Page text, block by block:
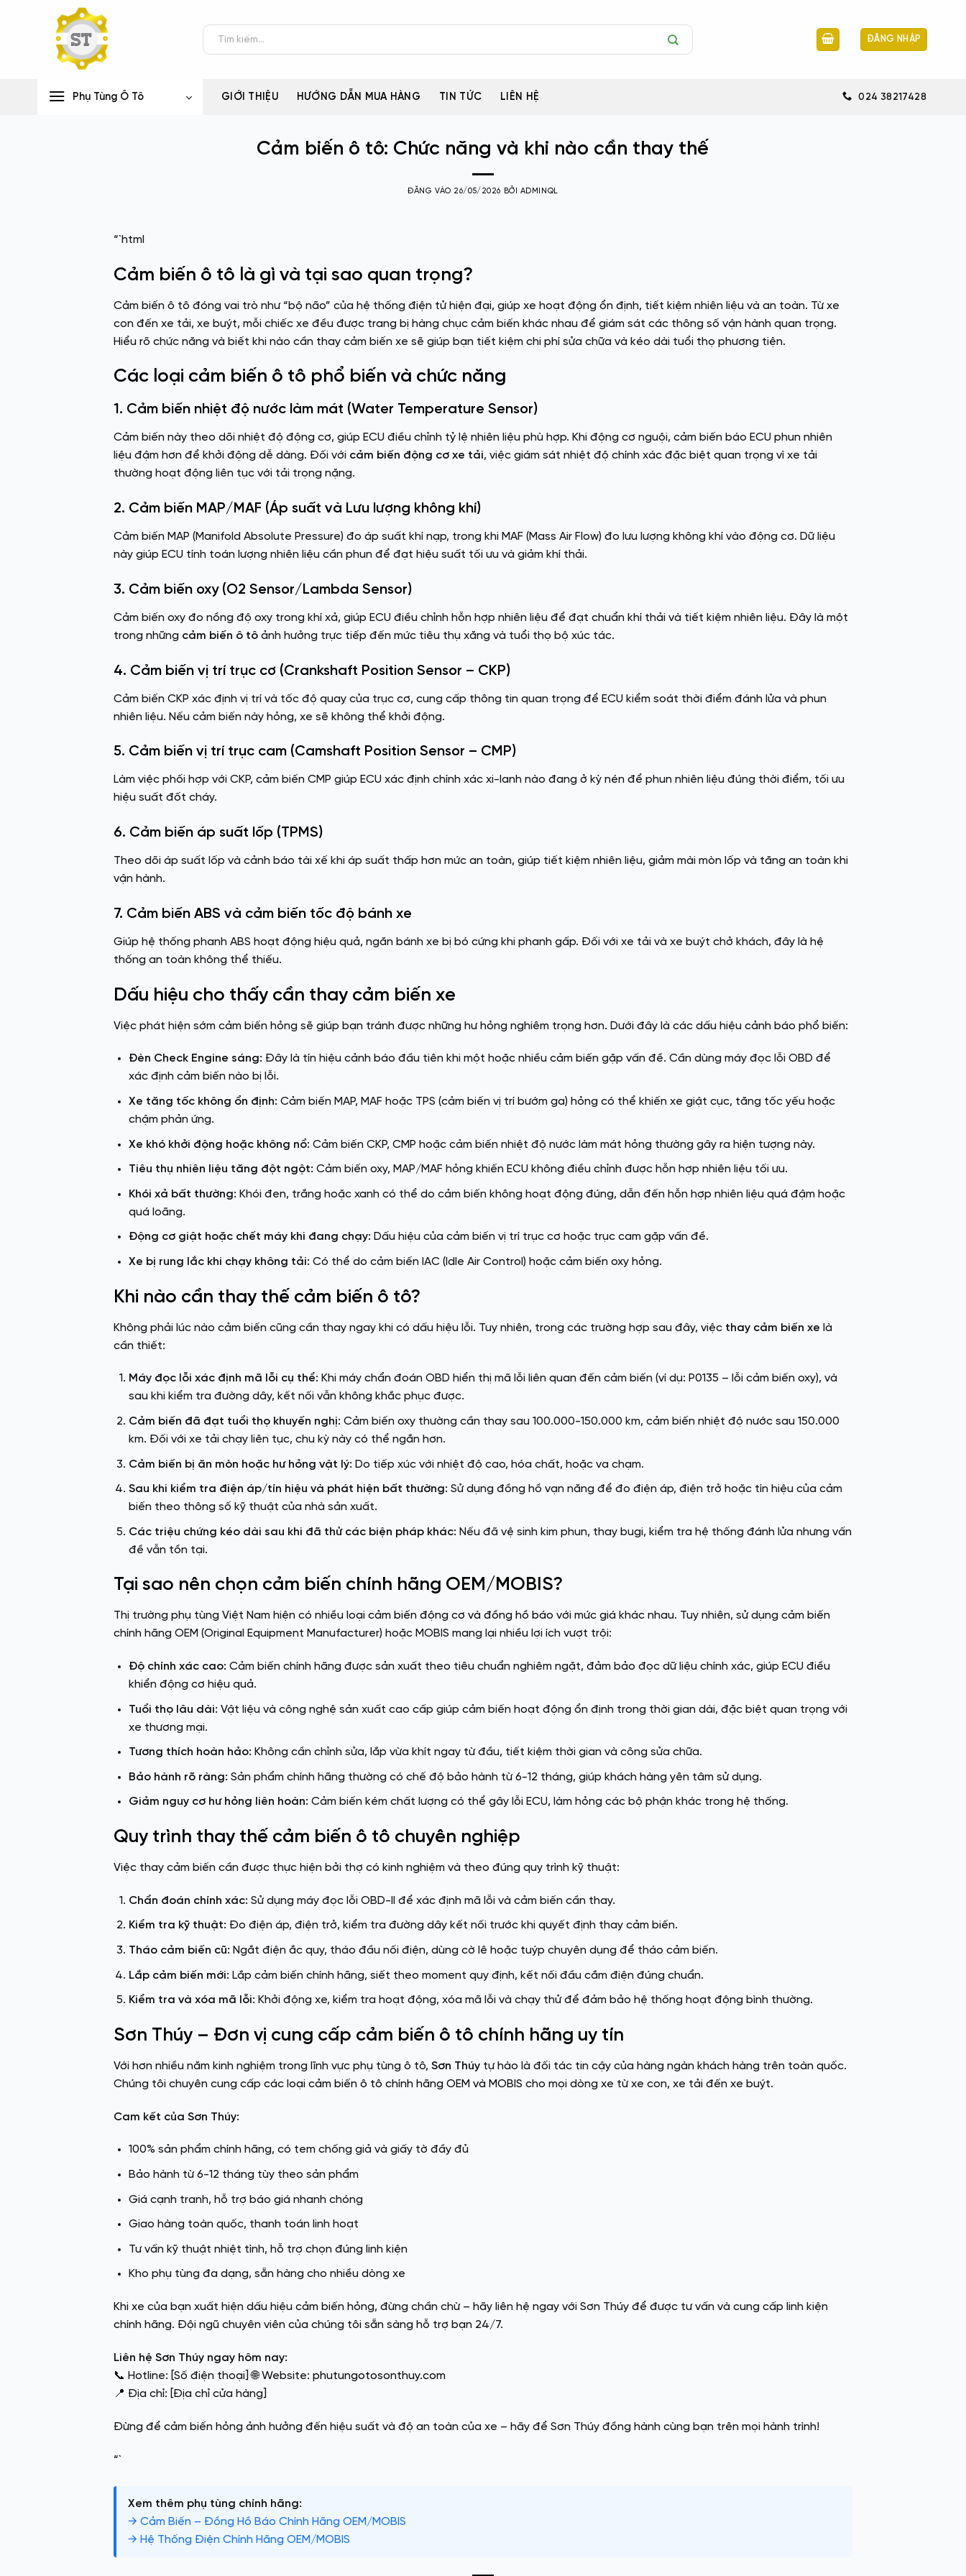
kiếm:
ĐĂNG NHẬP
Phụ Tùng Ô Tô GIỚI THIỆU HƯỚNG DẪN MUA HÀNG TIN TỨC LIÊN HỆ 024 38217428
Cảm biến ô tô: Chức năng và khi nào cần thay thế
ĐĂNG VÀO 26/05/2026 BỞI ADMINQL
“`html
Cảm biến ô tô là gì và tại sao quan trọng?
Cảm biến ô tô đóng vai trò như “bộ não” của hệ thống điện tử hiện đại, giúp xe hoạt động ổn định, tiết kiệm nhiên liệu và an toàn. Từ xe
con đến xe tải, xe buýt, mỗi chiếc xe đều được trang bị hàng chục cảm biến khác nhau để giám sát các thông số vận hành quan trọng.
Hiểu rõ chức năng và biết khi nào cần thay cảm biến xe sẽ giúp bạn tiết kiệm chi phí sửa chữa và kéo dài tuổi thọ phương tiện.
Các loại cảm biến ô tô phổ biến và chức năng
1. Cảm biến nhiệt độ nước làm mát (Water Temperature Sensor)
Cảm biến này theo dõi nhiệt độ động cơ, giúp ECU điều chỉnh tỷ lệ nhiên liệu phù hợp. Khi động cơ nguội, cảm biến báo ECU phun nhiên
liệu đậm hơn để khởi động dễ dàng. Đối với cảm biến động cơ xe tải, việc giám sát nhiệt độ chính xác đặc biệt quan trọng vì xe tải
thường hoạt động liên tục với tải trọng nặng.
2. Cảm biến MAP/MAF (Áp suất và Lưu lượng không khí)
Cảm biến MAP (Manifold Absolute Pressure) đo áp suất khí nạp, trong khi MAF (Mass Air Flow) đo lưu lượng không khí vào động cơ. Dữ liệu
này giúp ECU tính toán lượng nhiên liệu cần phun để đạt hiệu suất tối ưu và giảm khí thải.
3. Cảm biến oxy (O2 Sensor/Lambda Sensor)
Cảm biến oxy đo nồng độ oxy trong khí xả, giúp ECU điều chỉnh hỗn hợp nhiên liệu để đạt chuẩn khí thải và tiết kiệm nhiên liệu. Đây là một
trong những cảm biến ô tôảnh hưởng trực tiếp đến mức tiêu thụ xăng và tuổi thọ bộ xúc tác.
4. Cảm biến vị trí trục cơ (Crankshaft Position Sensor – CKP)
Cảm biến CKP xác định vị trí và tốc độ quay của trục cơ, cung cấp thông tin quan trọng để ECU kiểm soát thời điểm đánh lửa và phun
nhiên liệu. Nếu cảm biến này hỏng, xe sẽ không thể khởi động.
5. Cảm biến vị trí trục cam (Camshaft Position Sensor – CMP)
Làm việc phối hợp với CKP, cảm biến CMP giúp ECU xác định chính xác xi-lanh nào đang ở kỳ nén để phun nhiên liệu đúng thời điểm, tối ưu
hiệu suất đốt cháy.
6. Cảm biến áp suất lốp (TPMS)
Theo dõi áp suất lốp và cảnh báo tài xế khi áp suất thấp hơn mức an toàn, giúp tiết kiệm nhiên liệu, giảm mài mòn lốp và tăng an toàn khi
vận hành.
7. Cảm biến ABS và cảm biến tốc độ bánh xe
Giúp hệ thống phanh ABS hoạt động hiệu quả, ngăn bánh xe bị bó cứng khi phanh gấp. Đối với xe tải và xe buýt chở khách, đây là hệ
thống an toàn không thể thiếu.
Dấu hiệu cho thấy cần thay cảm biến xe
Việc phát hiện sớm cảm biến hỏng sẽ giúp bạn tránh được những hư hỏng nghiêm trọng hơn. Dưới đây là các dấu hiệu cảnh báo phổ biến:
Đèn Check Engine sáng: Đây là tín hiệu cảnh báo đầu tiên khi một hoặc nhiều cảm biến gặp vấn đề. Cần dùng máy đọc lỗi OBD để
xác định cảm biến nào bị lỗi.
Xe tăng tốc không ổn định: Cảm biến MAP, MAF hoặc TPS (cảm biến vị trí bướm ga) hỏng có thể khiến xe giật cục, tăng tốc yếu hoặc
chậm phản ứng.
Xe khó khởi động hoặc không nổ: Cảm biến CKP, CMP hoặc cảm biến nhiệt độ nước làm mát hỏng thường gây ra hiện tượng này.
Tiêu thụ nhiên liệu tăng đột ngột: Cảm biến oxy, MAP/MAF hỏng khiến ECU không điều chỉnh được hỗn hợp nhiên liệu tối ưu.
Khói xả bất thường: Khói đen, trắng hoặc xanh có thể do cảm biến không hoạt động đúng, dẫn đến hỗn hợp nhiên liệu quá đậm hoặc
quá loãng.
Động cơ giật hoặc chết máy khi đang chạy: Dấu hiệu của cảm biến vị trí trục cơ hoặc trục cam gặp vấn đề.
Xe bị rung lắc khi chạy không tải: Có thể do cảm biến IAC (Idle Air Control) hoặc cảm biến oxy hỏng.
Khi nào cần thay thế cảm biến ô tô?
Không phải lúc nào cảm biến cũng cần thay ngay khi có dấu hiệu lỗi. Tuy nhiên, trong các trường hợp sau đây, việc thay cảm biến xe là
cần thiết:
Máy đọc lỗi xác định mã lỗi cụ thể: Khi máy chẩn đoán OBD hiển thị mã lỗi liên quan đến cảm biến (ví dụ: P0135 – lỗi cảm biến oxy), và
sau khi kiểm tra đường dây, kết nối vẫn không khắc phục được.
Cảm biến đã đạt tuổi thọ khuyến nghị: Cảm biến oxy thường cần thay sau 100.000-150.000 km, cảm biến nhiệt độ nước sau 150.000
km. Đối với xe tải chạy liên tục, chu kỳ này có thể ngắn hơn.
Cảm biến bị ăn mòn hoặc hư hỏng vật lý: Do tiếp xúc với nhiệt độ cao, hóa chất, hoặc va chạm.
Sau khi kiểm tra điện áp/tín hiệu và phát hiện bất thường: Sử dụng đồng hồ vạn năng để đo điện áp, điện trở hoặc tín hiệu của cảm
biến theo thông số kỹ thuật của nhà sản xuất.
Các triệu chứng kéo dài sau khi đã thử các biện pháp khác: Nếu đã vệ sinh kim phun, thay bugi, kiểm tra hệ thống đánh lửa nhưng vấn
đề vẫn tồn tại.
Tại sao nên chọn cảm biến chính hãng OEM/MOBIS?
Thị trường phụ tùng Việt Nam hiện có nhiều loại cảm biến động cơ và đồng hồ báo với mức giá khác nhau. Tuy nhiên, sử dụng cảm biến
chính hãng OEM (Original Equipment Manufacturer) hoặc MOBIS mang lại nhiều lợi ích vượt trội:
Độ chính xác cao: Cảm biến chính hãng được sản xuất theo tiêu chuẩn nghiêm ngặt, đảm bảo đọc dữ liệu chính xác, giúp ECU điều
khiển động cơ hiệu quả.
Tuổi thọ lâu dài: Vật liệu và công nghệ sản xuất cao cấp giúp cảm biến hoạt động ổn định trong thời gian dài, đặc biệt quan trọng với
xe thương mại.
Tương thích hoàn hảo: Không cần chỉnh sửa, lắp vừa khít ngay từ đầu, tiết kiệm thời gian và công sửa chữa.
Bảo hành rõ ràng: Sản phẩm chính hãng thường có chế độ bảo hành từ 6-12 tháng, giúp khách hàng yên tâm sử dụng.
Giảm nguy cơ hư hỏng liên hoàn: Cảm biến kém chất lượng có thể gây lỗi ECU, làm hỏng các bộ phận khác trong hệ thống.
Quy trình thay thế cảm biến ô tô chuyên nghiệp
Việc thay cảm biến cần được thực hiện bởi thợ có kinh nghiệm và theo đúng quy trình kỹ thuật:
Chẩn đoán chính xác: Sử dụng máy đọc lỗi OBD-II để xác định mã lỗi và cảm biến cần thay.
Kiểm tra kỹ thuật: Đo điện áp, điện trở, kiểm tra đường dây kết nối trước khi quyết định thay cảm biến.
Tháo cảm biến cũ: Ngắt điện ắc quy, tháo đầu nối điện, dùng cờ lê hoặc tuýp chuyên dụng để tháo cảm biến.
Lắp cảm biến mới: Lắp cảm biến chính hãng, siết theo moment quy định, kết nối đầu cắm điện đúng chuẩn.
Kiểm tra và xóa mã lỗi: Khởi động xe, kiểm tra hoạt động, xóa mã lỗi và chạy thử để đảm bảo hệ thống hoạt động bình thường.
Sơn Thúy – Đơn vị cung cấp cảm biến ô tô chính hãng uy tín
Với hơn nhiều năm kinh nghiệm trong lĩnh vực phụ tùng ô tô, Sơn Thúytự hào là đối tác tin cậy của hàng ngàn khách hàng trên toàn quốc.
Chúng tôi chuyên cung cấp các loại cảm biến ô tô chính hãng OEM và MOBIS cho mọi dòng xe từ xe con, xe tải đến xe buýt.
Cam kết của Sơn Thúy:
100% sản phẩm chính hãng, có tem chống giả và giấy tờ đầy đủ
Bảo hành từ 6-12 tháng tùy theo sản phẩm
Giá cạnh tranh, hỗ trợ báo giá nhanh chóng
Giao hàng toàn quốc, thanh toán linh hoạt
Tư vấn kỹ thuật nhiệt tình, hỗ trợ chọn đúng linh kiện
Kho phụ tùng đa dạng, sẵn hàng cho nhiều dòng xe
Khi xe của bạn xuất hiện dấu hiệu cảm biến hỏng, đừng chần chừ – hãy liên hệ ngay với Sơn Thúy để được tư vấn và cung cấp linh kiện
chính hãng. Đội ngũ chuyên viên của chúng tôi sẵn sàng hỗ trợ bạn 24/7.
Liên hệ Sơn Thúy ngay hôm nay:
📞 Hotline: [Số điện thoại] 🌐 Website: phutungotosonthuy.com
📍 Địa chỉ: [Địa chỉ cửa hàng]
Đừng để cảm biến hỏng ảnh hưởng đến hiệu suất và độ an toàn của xe – hãy để Sơn Thúy đồng hành cùng bạn trên mọi hành trình!
“`
Xem thêm phụ tùng chính hãng:
→ Cảm Biến – Đồng Hồ Báo Chính Hãng OEM/MOBIS
→ Hệ Thống Điện Chính Hãng OEM/MOBIS